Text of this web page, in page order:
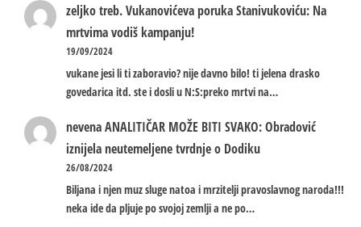
zeljko treb.Vukanovićeva poruka Stanivukoviću: Na
mrtvima vodiš kampanju!
19/09/2024
vukane jesi li ti zaboravio? nije davno bilo! ti jelena drasko
govedarica itd. ste i dosli u N:S:preko mrtvi na…
nevenaANALITIČAR MOŽE BITI SVAKO: Obradović
iznijela neutemeljene tvrdnje o Dodiku
26/08/2024
Biljana i njen muz sluge natoa i mrzitelji pravoslavnog naroda!!!
neka ide da pljuje po svojoj zemlji a ne po…